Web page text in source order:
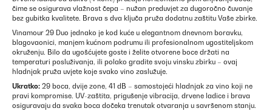
čime se osigurava vlažnost čepa – nužan preduvjet za dugoročno čuvanje
bez gubitka kvalitete. Brava s dva ključa pruža dodatnu zaštitu Vaše zbirke.
Vinamour 29 Duo jednako je kod kuće u elegantnom dnevnom boravku,
blagovaonici, manjem kućnom podrumu ili profesionalnom ugostiteljskom
okruženju. Bilo da ugošćujete goste i želite otvorene boce držati na
temperaturi posluživanja, ili polako gradite svoju vinsku zbirku – ovaj
hladnjak pruža uvjete koje svako vino zaslužuje.
Ukratko: 29 boca, dvije zone, 41 dB – samostojeći hladnjak za vino koji ne
pravi kompromise. UV-zaštita, prigušenje vibracija, drvene ladice i brava
osiguravaju da svaka boca dočeka trenutak otvaranja u savršenom stanju.